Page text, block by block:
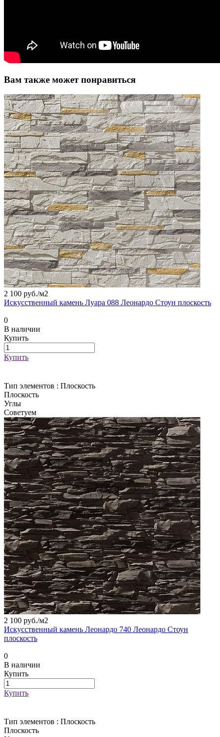
Вам также может понравиться
2 100 руб./м2
Искусственный камень Луара 088 Леонардо Стоун плоскость
0
В наличии
Купить
Купить
Тип элементов : Плоскость
Плоскость
Углы
Советуем
2 100 руб./м2
Искусственный камень Леонардо 740 Леонардо Стоун
плоскость
0
В наличии
Купить
Купить
Тип элементов : Плоскость
Плоскость